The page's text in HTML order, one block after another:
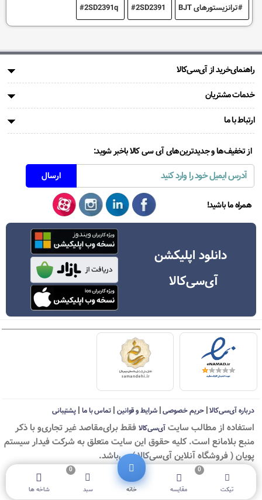
ترانزیستورهای BJT 2SD2391
2SD2391q
راهنمای‌خرید از آی‌سی‌کالا
خدمات مشتریان
ارتباط با ما
از تخفیف‌ها و جدیدترین‌های آی سی کالا باخبر شوید:
همراه ما باشید!
دانلود اپلیکشن
آی‌سی‌کالا
درباره آی‌سی‌کالا|حریم خصوصی|شرایط و قوانین | تماس با ما| پشتیبانی
استفاده از مطالب سايت آی‌سی‌کالا فقط برای‌مقاصد غیر تجاری‌و با ذکر
منبع بلامانع است. کليه حقوق اين سايت متعلق به شرکت فیدار سیستم
پویان ( فروشگاه آنلاین آی‌سی‌کالا ) می‌باشد.
تیکت مقایسه
0
خانه سبد
0
شاخه ها